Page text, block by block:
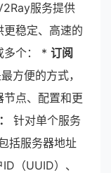
服务提供
稳定、高速的
多个： * 订阅
方便的方式，
点、配置和更
针对单个服务
括服务器地址
（UUID）、